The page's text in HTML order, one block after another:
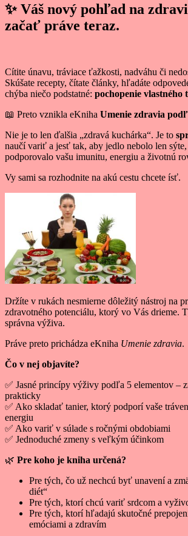
✨ Váš nový pohľad na
začať práve teraz.
Cítite únavu, tráviace ťažkosti, nadváhu či
Skúšate recepty, čítate články, hľadáte
chýba niečo podstatné: pochopenie vlastného
📖 Preto vznikla eKniha Umenie zdravia
Nie je to len ďalšia „zdravá kuchárka“. Je to
naučí variť a jesť tak, aby jedlo nebolo len
podporovalo vašu imunitu, energiu a životnú
Vy sami sa rozhodnite na akú cestu chcete ísť.
Držíte v rukách nesmierne dôležitý nástroj na
zdravotného potenciálu, ktorý vo Vás drieme.
správna výživa.
Práve preto prichádza eKniha Umenie zdravia.
Čo v nej objavíte?
✅ Jasné princípy výživy podľa 5 elementov –
prakticky
✅ Ako skladať tanier, ktorý podporí vaše
energiu
✅ Ako variť v súlade s ročnými obdobiami
✅ Jednoduché zmeny s veľkým účinkom
🌿 Pre koho je kniha určená?
Pre tých, čo už nechcú byť unavení a
diét“
Pre tých, ktorí chcú variť srdcom a
Pre tých, ktorí hľadajú skutočné
emóciami a zdravím